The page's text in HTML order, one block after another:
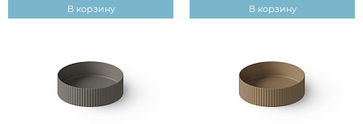
Nemo
Nofer
NT Bagno
оранжевый
розовый
фиолетовый
комплектующие для раковин
В корзину В корзину